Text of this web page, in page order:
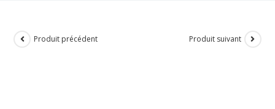
Produit précédent Produit suivant